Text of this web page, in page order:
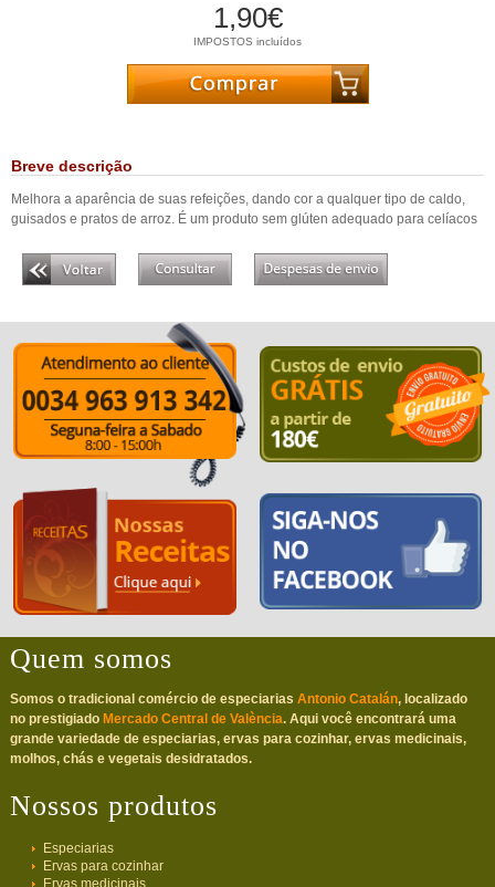
1,90€
IMPOSTOS incluídos
Breve descrição
Melhora a aparência de suas refeições, dando cor a qualquer tipo de caldo,
guisados ​​e pratos de arroz. É um produto sem glúten adequado para celíacos
Quem somos
Somos o tradicional comércio de especiarias Antonio Catalán, localizado
no prestigiado Mercado Central de València. Aqui você encontrará uma
grande variedade de especiarias, ervas para cozinhar, ervas medicinais,
molhos, chás e vegetais desidratados.
Nossos produtos
Especiarias
Ervas para cozinhar
Ervas medicinais